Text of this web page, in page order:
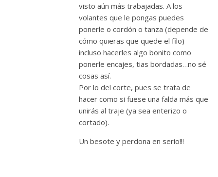
visto aún más trabajadas. A los
volantes que le pongas puedes
ponerle o cordón o tanza (depende de
cómo quieras que quede el filo)
incluso hacerles algo bonito como
ponerle encajes, tias bordadas…no sé
cosas así.
Por lo del corte, pues se trata de
hacer como si fuese una falda más que
unirás al traje (ya sea enterizo o
cortado).
Un besote y perdona en serio!!!